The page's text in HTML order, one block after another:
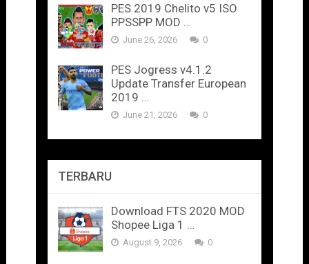
PES 2019 Chelito v5 ISO
PPSSPP MOD …
June 26, 2026 0
PES Jogress v4.1.2
Update Transfer European
2019 …
June 21, 2026 0
TERBARU
Download FTS 2020 MOD
Shopee Liga 1 …
August 9, 2026 0